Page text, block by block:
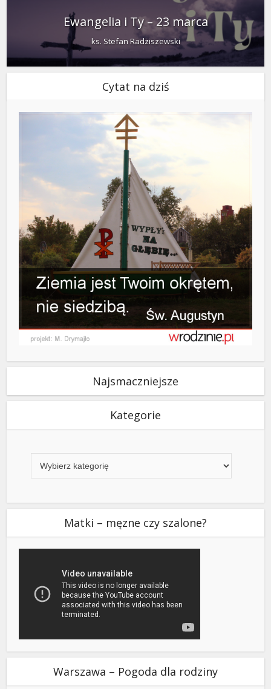
Ewangelia i Ty – 23 marca
ks. Stefan Radziszewski
Cytat na dziś
Najsmaczniejsze
Kategorie
Matki – męzne czy szalone?
Warszawa – Pogoda dla rodziny